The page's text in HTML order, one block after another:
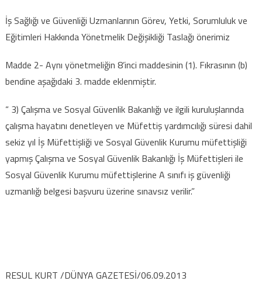
İş Sağlığı ve Güvenliği Uzmanlarının Görev, Yetki, Sorumluluk ve
Eğitimleri Hakkında Yönetmelik Değişikliği Taslağı önerimiz
Madde 2- Aynı yönetmeliğin 8’inci maddesinin (1). Fıkrasının (b)
bendine aşağıdaki 3. madde eklenmiştir.
“ 3) Çalışma ve Sosyal Güvenlik Bakanlığı ve ilgili kuruluşlarında
çalışma hayatını denetleyen ve Müfettiş yardımcılığı süresi dahil
sekiz yıl İş Müfettişliği ve Sosyal Güvenlik Kurumu müfettişliği
yapmış Çalışma ve Sosyal Güvenlik Bakanlığı İş Müfettişleri ile
Sosyal Güvenlik Kurumu müfettişlerine A sınıfı iş güvenliği
uzmanlığı belgesi başvuru üzerine sınavsız verilir.”
RESUL KURT /DÜNYA GAZETESİ/06.09.2013